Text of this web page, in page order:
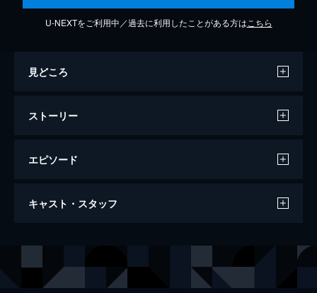
U-NEXTをご利用中／過去に利用したことがある方は こちら
見どころ
ストーリー
エピソード
83歳のやさしいスパイ
キャスト・スタッフ